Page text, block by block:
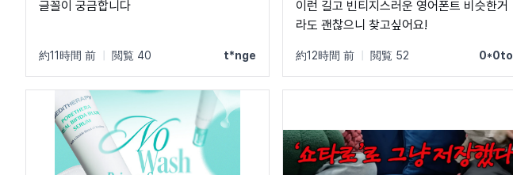
글꼴이 궁금합니다
約11時間 前 閲覧 40 t*nge
이런 길고 빈티지스러운 영어폰트 비슷한거
라도 괜찮으니 찾고싶어요!
約12時間 前 閲覧 52 0*0to